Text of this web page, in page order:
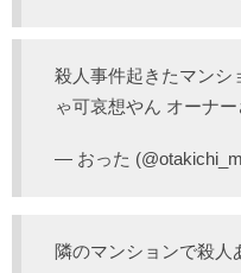
殺人事件起きたマンシ
ゃ可哀想やん オーナ
— おった
隣のマンションで殺人